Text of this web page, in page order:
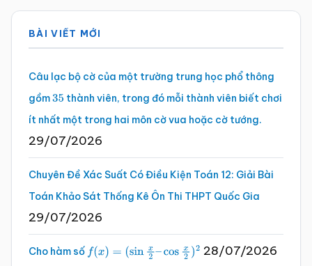
Sidebar
chính
BÀI VIẾT MỚI
Câu lạc bộ cờ của một trường trung học phổ thông
gồm35 thành viên, trong đó mỗi thành viên biết chơi
ít nhất một trong hai môn cờ vua hoặc cờ tướng.
29/07/2026
Chuyên Đề Xác Suất Có Điều Kiện Toán 12: Giải Bài
Toán Khảo Sát Thống Kê Ôn Thi THPT Quốc Gia
29/07/2026
Cho hàm số f(x)=(sinx2 –cosx2 )2 28/07/2026